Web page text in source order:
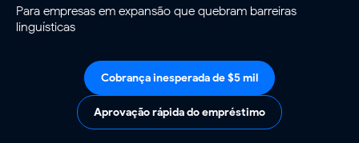
Para empresas em expansão que quebram barreiras
linguísticas
Cobrança inesperada de $5 mil
Aprovação rápida do empréstimo